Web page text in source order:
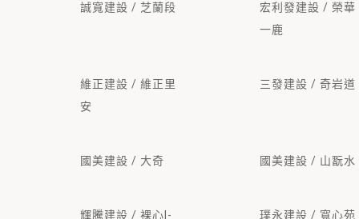
誠寬建設 / 芝蘭段
宏利發建設 / 榮華
一鹿
維正建設 / 維正里
安
三發建設 / 奇岩道
國美建設 / 大奇 國美建設 / 山翫水
輝騰建設 / 裸心I-
璞永建設 / 寬心苑